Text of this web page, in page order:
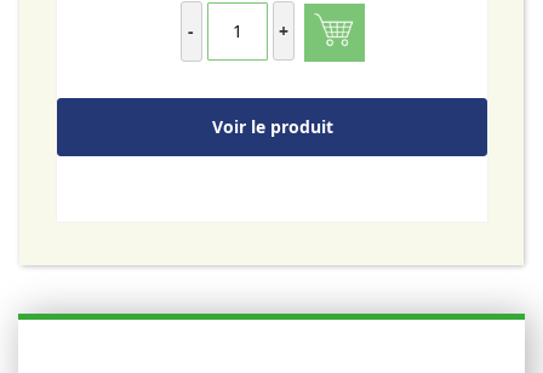
- +
Voir le produit